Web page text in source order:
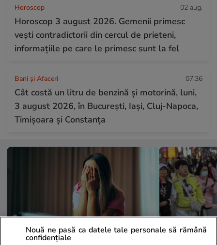
Horoscop 02 aug.
Horoscop 3 august 2026. Gemenii primesc
vești contradictorii din cercul de prieteni,
informațiile pe care le primesc sunt la fel
Bani și Afaceri 07:36
Cât costă un litru de benzină și motorină, luni,
3 august 2026, în București, Iași, Cluj-Napoca,
Timișoara și Constanța
Nouă ne pasă ca datele tale personale să rămână
confidențiale